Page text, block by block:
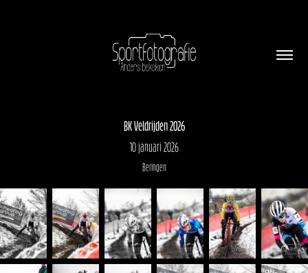
BK Veldrijden 2026
10 januari 2026
Beringen